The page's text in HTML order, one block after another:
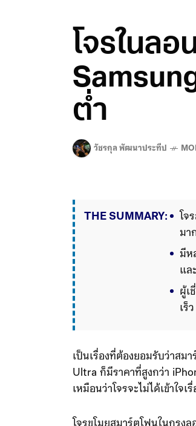
โจรในล
ต่ำ
วัชรกุล พัฒนาประทีป
THE SUMMARY:
โจ
มา
มีห
แล
ผู้เ
เร็
เป็นเรื่องที่ต้องยอมรับว่าสม
Ultra ก็มีราคาที่สูงกว่า
เหมือนว่าโจรจะไม่ได้เข้าใจเ